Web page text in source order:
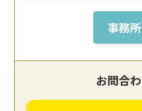
事務
お問合